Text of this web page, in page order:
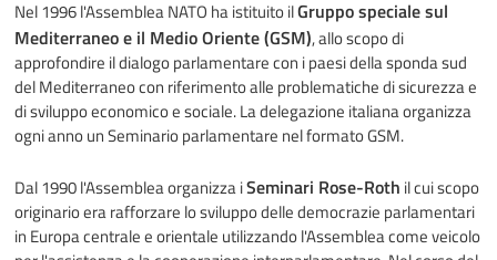
Nel 1996 l'Assemblea NATO ha istituito ilGruppo speciale sul
Mediterraneo e il Medio Oriente (GSM), allo scopo di
approfondire il dialogo parlamentare con i paesi della sponda sud
del Mediterraneo con riferimento alle problematiche di sicurezza e
di sviluppo economico e sociale. La delegazione italiana organizza
ogni anno un Seminario parlamentare nel formato GSM.
Dal 1990 l'Assemblea organizza iSeminari Rose-Roth il cui scopo
originario era rafforzare lo sviluppo delle democrazie parlamentari
in Europa centrale e orientale utilizzando l'Assemblea come veicolo